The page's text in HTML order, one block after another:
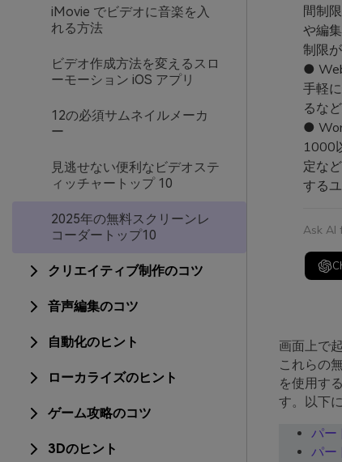
iMovie でビデオに音楽を入
れる方法
ビデオ作成方法を変えるスロ
ーモーション iOS アプリ
12の必須サムネイルメーカ
ー
見逃せない便利なビデオステ
ィッチャートップ 10
2025年の無料スクリーンレ
コーダートップ10
クリエイティブ制作のコツ
音声編集のコツ
自動化のヒント
ローカライズのヒント
ゲーム攻略のコツ
3Dのヒント
間制
や編
制限
●
手軽
るな
●
1000
定な
する
Ask AI
画面上で
これらの
を使用す
す。以下
パー
パー